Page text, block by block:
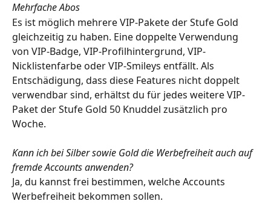
Mehrfache Abos
Es ist möglich mehrere VIP-Pakete der Stufe Gold
gleichzeitig zu haben. Eine doppelte Verwendung
von VIP-Badge, VIP-Profilhintergrund, VIP-
Nicklistenfarbe oder VIP-Smileys entfällt. Als
Entschädigung, dass diese Features nicht doppelt
verwendbar sind, erhältst du für jedes weitere VIP-
Paket der Stufe Gold 50 Knuddel zusätzlich pro
Woche.
Kann ich bei Silber sowie Gold die Werbefreiheit auch auf
fremde Accounts anwenden?
Ja, du kannst frei bestimmen, welche Accounts
Werbefreiheit bekommen sollen.